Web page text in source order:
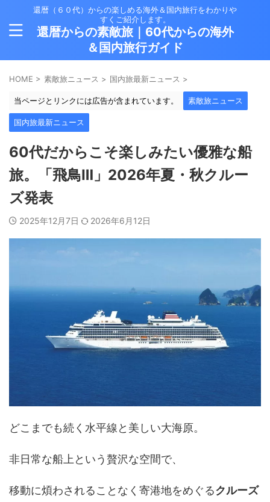
還暦（６０代）からの楽しめる海外＆国内旅行をわかりや
すくご紹介します。
還暦からの素敵旅｜60代からの海外
＆国内旅行ガイド
HOME > 素敵旅ニュース > 国内旅最新ニュース >
当ページとリンクには広告が含まれています。 素敵旅ニュース
国内旅最新ニュース
60代だからこそ楽しみたい優雅な船
旅。「飛鳥Ⅲ」2026年夏・秋クルー
ズ発表
2025年12月7日 2026年6月12日
どこまでも続く水平線と美しい大海原。
非日常な船上という贅沢な空間で、
移動に煩わされることなく寄港地をめぐるクルーズ